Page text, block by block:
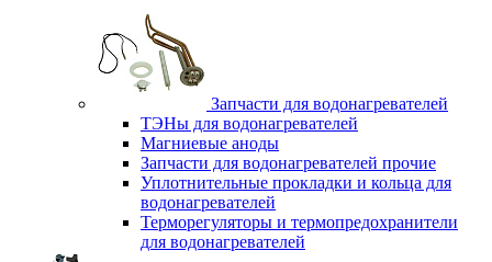
Запчасти для водонагревателей
ТЭНы для водонагревателей
Магниевые аноды
Запчасти для водонагревателей прочие
Уплотнительные прокладки и кольца для
водонагревателей
Терморегуляторы и термопредохранители
для водонагревателей